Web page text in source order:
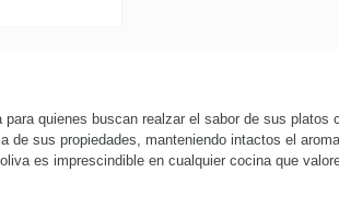
quienes buscan realzar el sabor de sus platos
sus propiedades, manteniendo intactos el
es imprescindible en cualquier cocina que